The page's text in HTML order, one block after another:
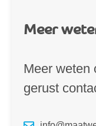
Meer
Meer weten
gerust